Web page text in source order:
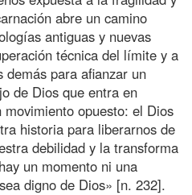
abre un camino
antiguas y nuevas
técnica del límite y a
demás para afianzar un
de Dios que entra en
opuesto: el Dios
historia para liberarnos de
debilidad y la transforma
un momento ni una
digno de Dios» [n. 232].